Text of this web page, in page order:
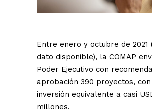
Entre enero y octubre de 2021
dato disponible), la COMAP
Poder Ejecutivo con
aprobación 390 proyectos, con
inversión equivalente a casi
millones.